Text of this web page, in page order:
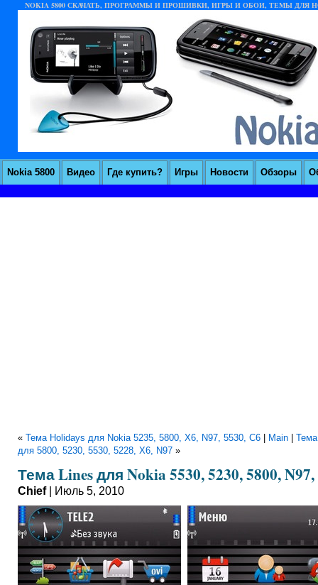
NOKIA 5800 СКАЧАТЬ, ПРОГРАММЫ И ПРОШИВКИ, ИГРЫ И ОБОИ, ТЕМЫ ДЛЯ
Nokia 5800 Видео Где купить? Игры Новости Обзоры
« Тема Holidays для Nokia 5235, 5800, X6, N97, 5530, C6 Main
для 5800, 5230, 5530, 5228, X6, N97 »
Тема Lines для Nokia 5530, 5230, 5800,
Chief| Июль 5, 2010